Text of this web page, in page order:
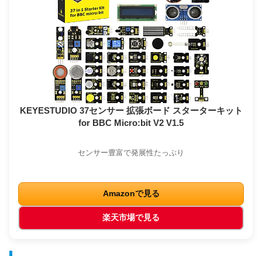
KEYESTUDIO 37センサー 拡張ボード スターターキット
for BBC Micro:bit V2 V1.5
センサー豊富で発展性たっぷり
Amazonで見る
楽天市場で見る